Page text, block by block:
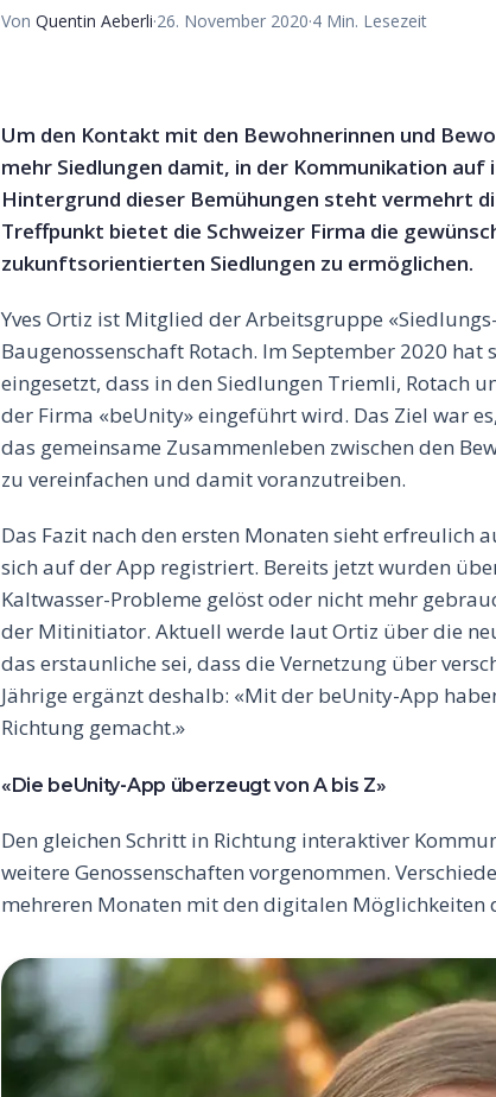
Von Quentin Aeberli·26. November 2020·4 Min. Lesezeit
Um den Kontakt mit den Bewohnerinnen und
mehr Siedlungen damit, in der Kommunikation
Hintergrund dieser Bemühungen steht vermehrt
Treffpunkt bietet die Schweizer Firma die
zukunftsorientierten Siedlungen zu ermöglichen.
Yves Ortiz ist Mitglied der Arbeitsgruppe
Baugenossenschaft Rotach. Im September 2020
eingesetzt, dass in den Siedlungen Triemli, Rotach
der Firma «beUnity» eingeführt wird. Das Ziel war
das gemeinsame Zusammenleben zwischen den
zu vereinfachen und damit voranzutreiben.
Das Fazit nach den ersten Monaten sieht erfreulich
sich auf der App registriert. Bereits jetzt wurden
Kaltwasser-Probleme gelöst oder nicht mehr
der Mitinitiator. Aktuell werde laut Ortiz über die
das erstaunliche sei, dass die Vernetzung über
Jährige ergänzt deshalb: «Mit der beUnity-App
Richtung gemacht.»
«Die beUnity-App überzeugt von A bis Z»
Den gleichen Schritt in Richtung interaktiver
weitere Genossenschaften vorgenommen.
mehreren Monaten mit den digitalen Möglichkeiten